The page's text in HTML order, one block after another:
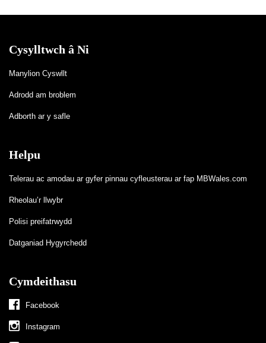
Cysylltwch â Ni
Manylion Cyswllt
Adrodd am broblem
Adborth ar y safle
Helpu
Telerau ac amodau ar gyfer pinnau cyfleusterau ar fap MBWales.com
Rheolau’r llwybr
Polisi preifatrwydd
Datganiad Hygyrchedd
Cymdeithasu
Facebook
Instagram